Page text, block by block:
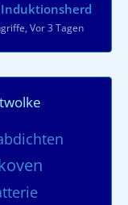
Vor 3 Tagen